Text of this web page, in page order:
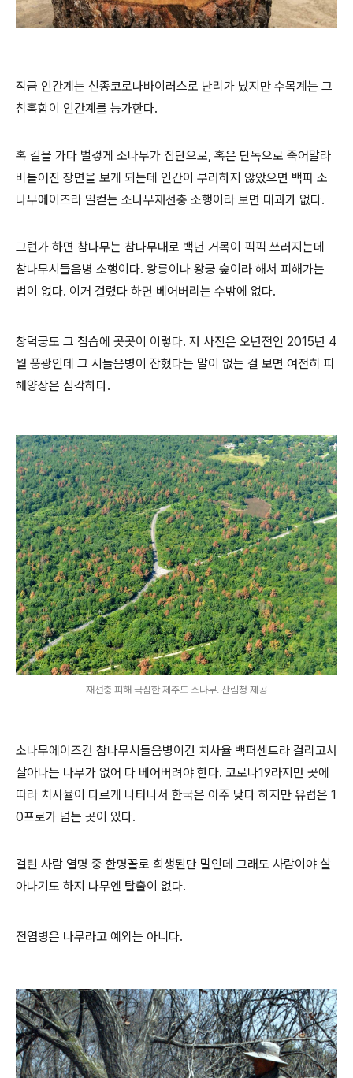
작금 인간계는 신종코로나바이러스로 난리가 났지만 수목계는 그
참혹함이 인간계를 능가한다.
혹 길을 가다 벌겋게 소나무가 집단으로, 혹은 단독으로 죽어말라
비틀어진 장면을 보게 되는데 인간이 부러하지 않았으면 백퍼 소
나무에이즈라 일컫는 소나무재선충 소행이라 보면 대과가 없다.
그런가 하면 참나무는 참나무대로 백년 거목이 픽픽 쓰러지는데
참나무시들음병 소행이다. 왕릉이나 왕궁 숲이라 해서 피해가는
법이 없다. 이거 걸렸다 하면 베어버리는 수밖에 없다.
창덕궁도 그 침습에 곳곳이 이렇다. 저 사진은 오년전인 2015년 4
월 풍광인데 그 시들음병이 잡혔다는 말이 없는 걸 보면 여전히 피
해양상은 심각하다.
재선충 피해 극심한 제주도 소나무. 산림청 제공
소나무에이즈건 참나무시들음병이건 치사율 백퍼센트라 걸리고서
살아나는 나무가 없어 다 베어버려야 한다. 코로나19라지만 곳에
따라 치사율이 다르게 나타나서 한국은 아주 낮다 하지만 유럽은 1
0프로가 넘는 곳이 있다.
걸린 사람 열명 중 한명꼴로 희생된단 말인데 그래도 사람이야 살
아나기도 하지 나무엔 탈출이 없다.
전염병은 나무라고 예외는 아니다.